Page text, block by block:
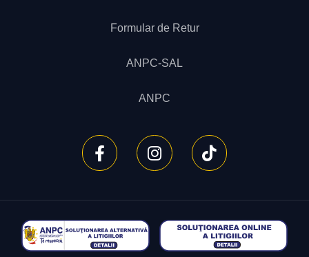
Formular de Retur
ANPC-SAL
ANPC